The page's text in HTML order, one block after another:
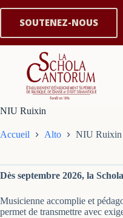
contenuSOUTENEZ-NOUS
NIU Ruixin
Accueil Alto NIU Ruixin
Dès septembre 2026, la
Musicienne accomplie et
permet de transmettre avec